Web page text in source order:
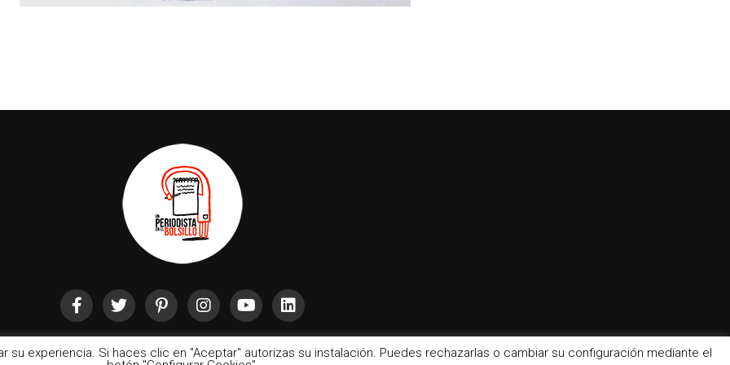
experiencia. Si haces clic en "Aceptar" autorizas su instalación. Puedes rechazarlas o cambiar su configuración mediante el